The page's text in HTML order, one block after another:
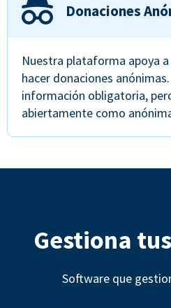
Donaciones
Nuestra plataforma apoya
hacer donaciones
información obligatoria,
abiertamente como
Gestiona
Software que